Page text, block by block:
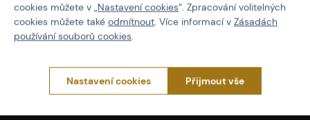
Actionshop.cz
Black Friday
cookies můžete v „Nastavení cookies“. Zpracování volitelných
cookies můžete také odmítnout. Více informací v Zásadách
používání souborů cookies.
Nastavení cookies Přijmout vše